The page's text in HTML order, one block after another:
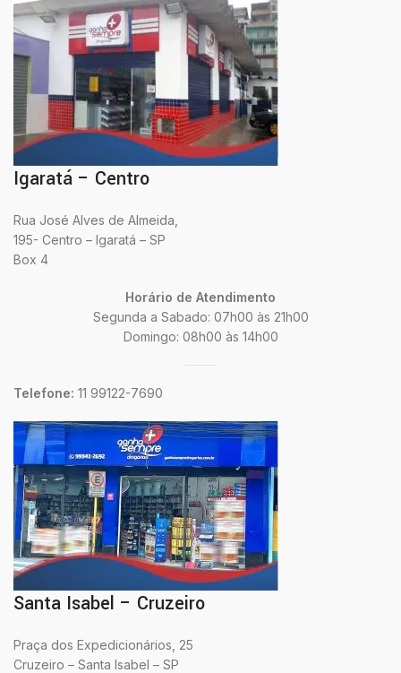
Igaratá – Centro
Rua José Alves de Almeida,
195- Centro – Igaratá – SP
Box 4
Horário de Atendimento
Segunda a Sabado: 07h00 às 21h00
Domingo: 08h00 às 14h00
Telefone: 11 99122-7690
Santa Isabel – Cruzeiro
Praça dos Expedicionários, 25
Cruzeiro – Santa Isabel – SP